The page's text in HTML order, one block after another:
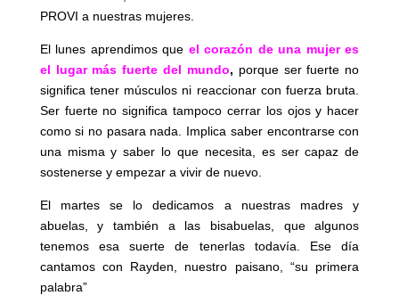
PROVI a nuestras mujeres.
El lunes aprendimos que el corazón de una mujer es
el lugar más fuerte del mundo, porque ser fuerte no
significa tener músculos ni reaccionar con fuerza bruta.
Ser fuerte no significa tampoco cerrar los ojos y hacer
como si no pasara nada. Implica saber encontrarse con
una misma y saber lo que necesita, es ser capaz de
sostenerse y empezar a vivir de nuevo.
El martes se lo dedicamos a nuestras madres y
abuelas, y también a las bisabuelas, que algunos
tenemos esa suerte de tenerlas todavía. Ese día
cantamos con Rayden, nuestro paisano, “su primera
palabra”